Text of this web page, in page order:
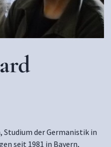
Studium der Germanistik in
seit 1981 in Bayern,